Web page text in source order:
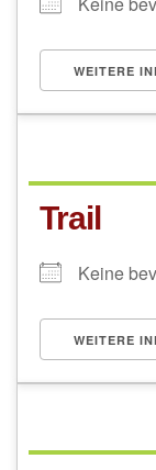
WEITERE
Trail
Keine
WEITERE